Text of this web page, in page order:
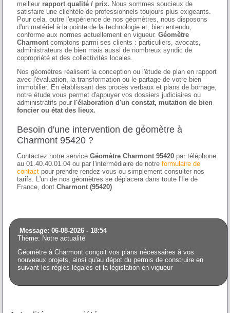
meilleur rapport qualité / prix. Nous sommes soucieux de
satisfaire une clientèle de professionnels toujours plus exigeants.
Pour cela, outre l'expérience de nos géomètres, nous disposons
d'un matériel à la pointe de la technologie et, bien entendu,
conforme aux normes actuellement en vigueur.Géomètre
Charmont comptons parmi ses clients : particuliers, avocats,
administrateurs de bien mais aussi de nombreux syndic de
copropriété et des collectivités locales.
Nos géomètres réalisent la conception ou l'étude de plan en rapport
avec l'évaluation, la transformation ou le partage de votre bien
immobilier. En établissant des procès verbaux et plans de bornage,
notre étude vous permet d'appuyer vos dossiers judiciaires ou
administratifs pour l'élaboration d'un constat, mutation de bien
foncier ou état des lieux.
Besoin d'une intervention de géomètre à
Charmont 95420 ?
Contactez notre serviceGéomètre Charmont 95420 par téléphone
au 01.40.40.01.04 ou par l'intermédiaire de notreformulaire de
contact pour prendre rendez-vous ou simplement consulter nos
tarifs. L'un de nos géomètres se déplacera dans toute l'Ile de
France, dontCharmont (95420)
Message: 06-08-2026 - 18:54
Thème: Notre actualité
Géomètre à Charmont conçoit vos plans nécessaires à vos
nouveaux projets, ainsi qu'au dépot du permis de construire en
suivant les règles légales et la législation en vigueur